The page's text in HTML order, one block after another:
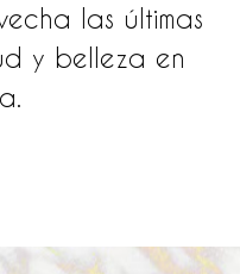
las últimas
y belleza en